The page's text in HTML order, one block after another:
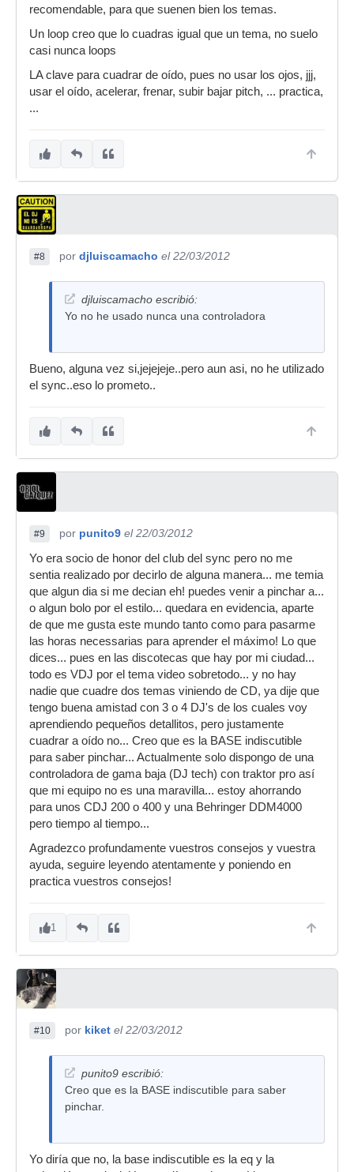
recomendable, para que suenen bien los temas.
Un loop creo que lo cuadras igual que un tema, no suelo
casi nunca loops
LA clave para cuadrar de oído, pues no usar los ojos, jjj,
usar el oído, acelerar, frenar, subir bajar pitch, ... practica,
...
#8 por djluiscamacho el 22/03/2012
djluiscamacho escribió:
Yo no he usado nunca una controladora
Bueno, alguna vez si,jejejeje..pero aun asi, no he utilizado
el sync..eso lo prometo..
#9 por punito9 el 22/03/2012
Yo era socio de honor del club del sync pero no me
sentia realizado por decirlo de alguna manera... me temia
que algun dia si me decian eh! puedes venir a pinchar a...
o algun bolo por el estilo... quedara en evidencia, aparte
de que me gusta este mundo tanto como para pasarme
las horas necessarias para aprender el máximo! Lo que
dices... pues en las discotecas que hay por mi ciudad...
todo es VDJ por el tema video sobretodo... y no hay
nadie que cuadre dos temas viniendo de CD, ya dije que
tengo buena amistad con 3 o 4 DJ's de los cuales voy
aprendiendo pequeños detallitos, pero justamente
cuadrar a oído no... Creo que es la BASE indiscutible
para saber pinchar... Actualmente solo dispongo de una
controladora de gama baja (DJ tech) con traktor pro así
que mi equipo no es una maravilla... estoy ahorrando
para unos CDJ 200 o 400 y una Behringer DDM4000
pero tiempo al tiempo...
Agradezco profundamente vuestros consejos y vuestra
ayuda, seguire leyendo atentamente y poniendo en
practica vuestros consejos!
1
#10 por kiket el 22/03/2012
punito9 escribió:
Creo que es la BASE indiscutible para saber
pinchar.
Yo diría que no, la base indiscutible es la eq y la